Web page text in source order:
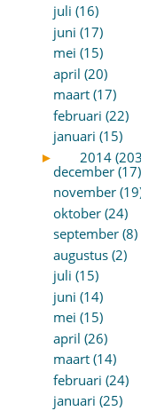
juli (16)
juni (17)
mei (15)
april (20)
maart (17)
februari (22)
januari (15)
►
2014
december (17)
november
oktober (24)
september (8)
augustus (2)
juli (15)
juni (14)
mei (15)
april (26)
maart (14)
februari (24)
januari (25)